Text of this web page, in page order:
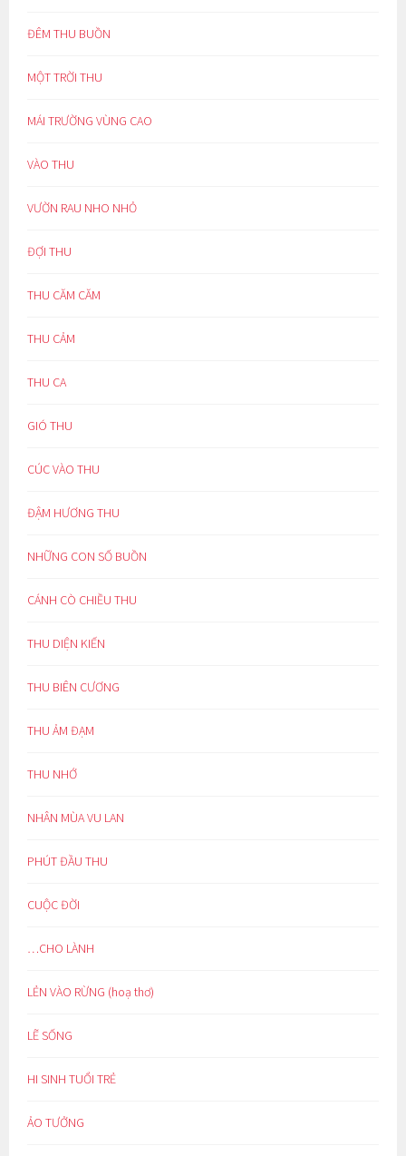
ĐÊM THU BUỒN
MỘT TRỜI THU
MÁI TRƯỜNG VÙNG CAO
VÀO THU
VƯỜN RAU NHO NHỎ
ĐỢI THU
THU CĂM CĂM
THU CẢM
THU CA
GIÓ THU
CÚC VÀO THU
ĐẬM HƯƠNG THU
NHỮNG CON SỐ BUỒN
CÁNH CÒ CHIỀU THU
THU DIỆN KIẾN
THU BIÊN CƯƠNG
THU ẢM ĐẠM
THU NHỚ
NHÂN MÙA VU LAN
PHÚT ĐẦU THU
CUỘC ĐỜI
…CHO LÀNH
LẺN VÀO RỪNG (hoạ thơ)
LẼ SỐNG
HI SINH TUỔI TRẺ
ẢO TƯỞNG